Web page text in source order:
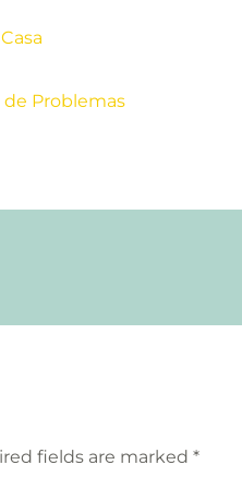
Problemas
fields are marked *